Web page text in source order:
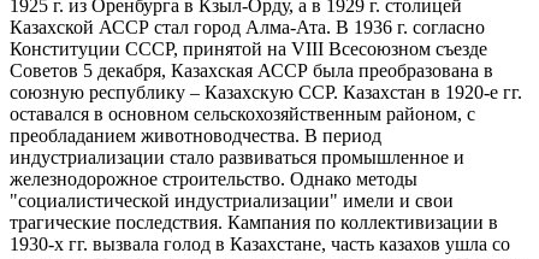
1925 г. из Оренбурга в Кзыл-Орду, а в 1929 г. столицей
Казахской АССР стал город Алма-Ата. В 1936 г. согласно
Конституции СССР, принятой на VIII Всесоюзном съезде
Советов 5 декабря, Казахская АССР была преобразована в
союзную республику – Казахскую ССР. Казахстан в 1920-е гг.
оставался в основном сельскохозяйственным районом, с
преобладанием животноводчества. В период
индустриализации стало развиваться промышленное и
железнодорожное строительство. Однако методы
"социалистической индустриализации" имели и свои
трагические последствия. Кампания по коллективизации в
1930-х гг. вызвала голод в Казахстане, часть казахов ушла со